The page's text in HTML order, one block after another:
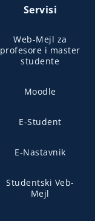
Servisi
Web-Mejl za
profesore i master
studente
Moodle
E-Student
E-Nastavnik
Studentski Veb-
Mejl